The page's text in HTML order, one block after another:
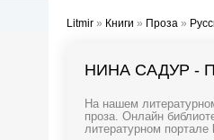
Litmir » Книги » Проза »
НИНА САДУР -
На нашем
проза. Онлайн
литературном портале